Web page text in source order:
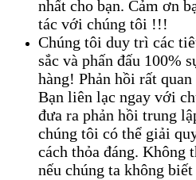
nhất cho bạn. Cảm ơn
tác với chúng tôi !!!
Chúng tôi duy trì các
sắc và phấn đấu 100%
hàng! Phản hồi rất
Bạn liên lạc ngay với
đưa ra phản hồi trung
chúng tôi có thể giải
cách thỏa đáng. Không
nếu chúng ta không